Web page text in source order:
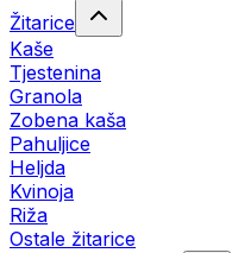
Žitarice
Kaše
Tjestenina
Granola
Zobena kaša
Pahuljice
Heljda
Kvinoja
Riža
Ostale žitarice